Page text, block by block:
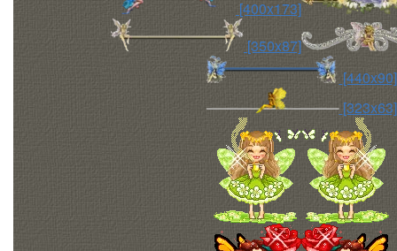
[400x173]
[350x87]
[440x90]
[323x63]